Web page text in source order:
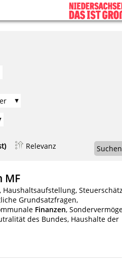
Relevanz Suchen
MF
Grundsatzfragen,
Finanzen,
des Bundes, Haushalte der